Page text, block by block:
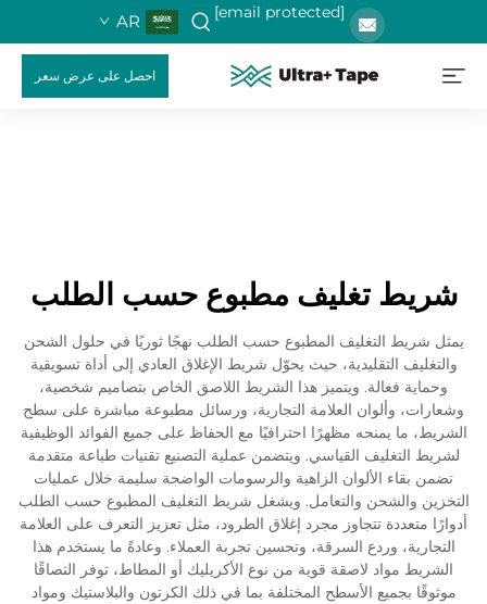
[email protected]
AR
احصل على عرض سعر
شريط تغليف مطبوع حسب الطلب
يمثل شريط التغليف المطبوع حسب الطلب نهجًا ثوريًا في حلول الشحن
والتغليف التقليدية، حيث يحوّل شريط الإغلاق العادي إلى أداة تسويقية
وحماية فعالة. ويتميز هذا الشريط اللاصق الخاص بتصاميم شخصية،
وشعارات، وألوان العلامة التجارية، ورسائل مطبوعة مباشرة على سطح
الشريط، ما يمنحه مظهرًا احترافيًا مع الحفاظ على جميع الفوائد الوظيفية
لشريط التغليف القياسي. ويتضمن عملية التصنيع تقنيات طباعة متقدمة
تضمن بقاء الألوان الزاهية والرسومات الواضحة سليمة خلال عمليات
التخزين والشحن والتعامل. ويشغل شريط التغليف المطبوع حسب الطلب
أدوارًا متعددة تتجاوز مجرد إغلاق الطرود، مثل تعزيز التعرف على العلامة
التجارية، وردع السرقة، وتحسين تجربة العملاء. وعادةً ما يستخدم هذا
الشريط مواد لاصقة قوية من نوع الأكريليك أو المطاط، توفر التصاقًا
موثوقًا بجميع الأسطح المختلفة بما في ذلك الكرتون والبلاستيك ومواد